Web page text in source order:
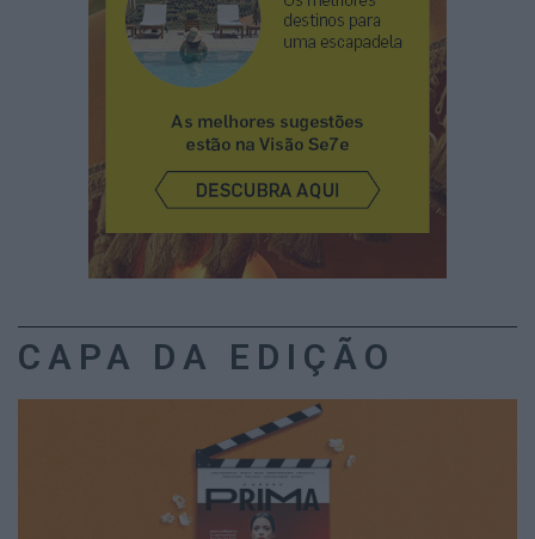
CAPA DA EDIÇÃO